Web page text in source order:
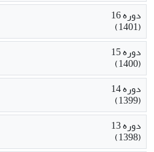
دوره 16
(1401)
دوره 15
(1400)
دوره 14
(1399)
دوره 13
(1398)